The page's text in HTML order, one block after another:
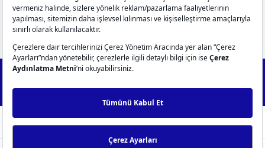
Yardım
Popüler Kategoriler
İletişim Bilgilerimiz info@sarkap.com
0549 270 72 72 0549 270 72 72
2025 Forest - IdeaSoft Next © Tüm hakları saklıdır.256Bit SSL
ideasoft